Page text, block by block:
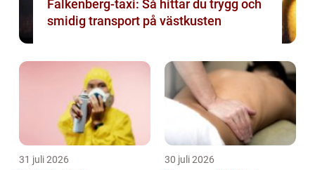
Falkenberg-taxi: Så hittar du trygg och
smidig transport på västkusten
31 juli 2026 30 juli 2026